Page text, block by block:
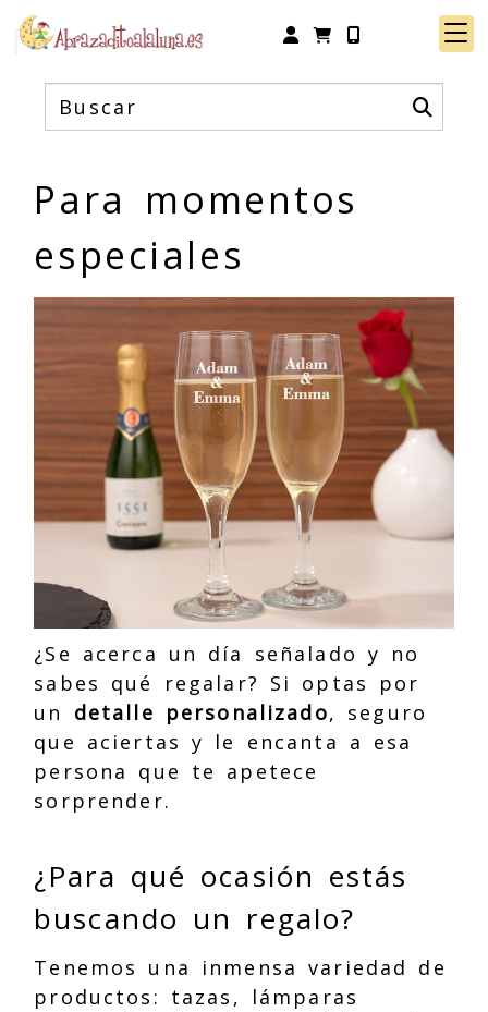
Identifícate
Para momentos
especiales
¿Se acerca un día señalado y no
sabes qué regalar? Si optas por
un detalle personalizado, seguro
que aciertas y le encanta a esa
persona que te apetece
sorprender.
¿Para qué ocasión estás
buscando un regalo?
Tenemos una inmensa variedad de
productos: tazas, lámparas